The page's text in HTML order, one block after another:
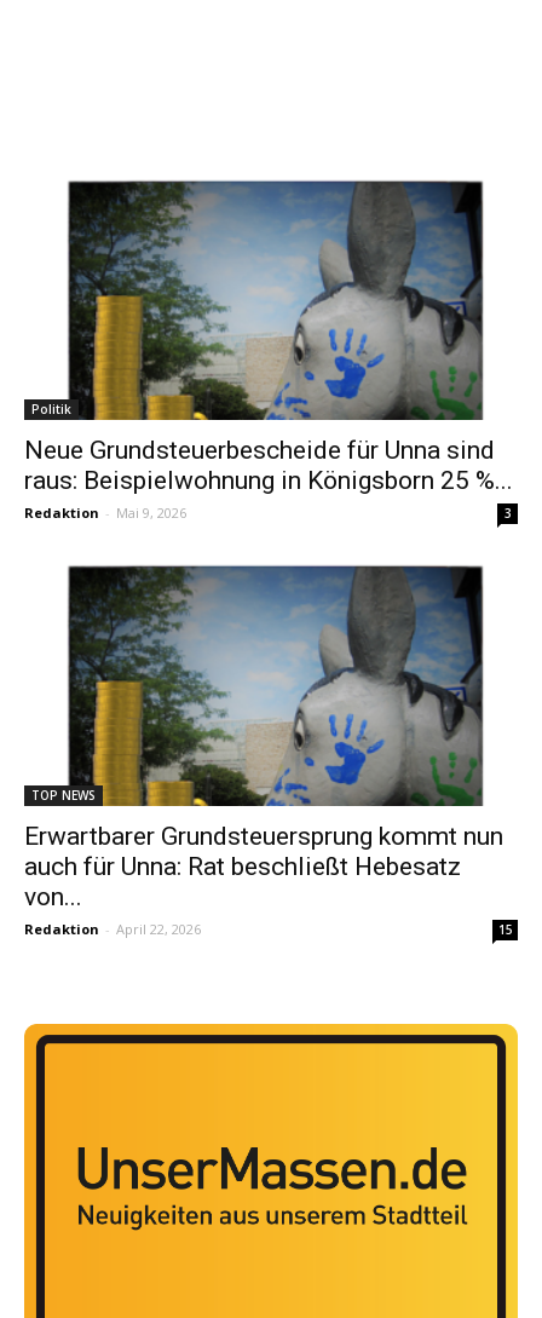
Politik
Neue Grundsteuerbescheide für Unna sind
raus: Beispielwohnung in Königsborn 25 %...
Redaktion - Mai 9, 2026 3
TOP NEWS
Erwartbarer Grundsteuersprung kommt nun
auch für Unna: Rat beschließt Hebesatz
von...
Redaktion - April 22, 2026 15